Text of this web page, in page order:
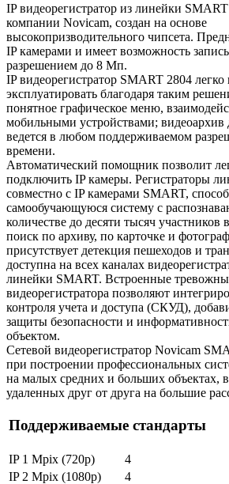
IP видеорегистратор из линейки
компании Novicam, создан на основе
высокопризводительного чипсета.
IP камерами и имеет возможность
разрешением до 8 Мп.
IP видеорегистратор SMART 2804 легко
эксплуатировать благодаря таким
понятное графическое меню,
мобильными устройствами; видеоархив
ведется в любом поддерживаемом
времени.
Автоматический помощник позволит
подключить IP камеры. Регистраторы
совместно с IP камерами SMART,
самообучающуюся систему с
количестве до десяти тысяч участников
поиск по архиву, по карточке и
присутствует детекция пешеходов и
доступна на всех каналах
линейки SMART. Встроенные
видеорегистратора позволяют
контроля учета и доступа (СКУД),
защиты безопасности и
объектом.
Сетевой видеорегистратор Novicam
при построении профессиональных
на малых средних и больших объектах,
удаленных друг от друга на большие
Поддерживаемые стандарты
IP 1 Mpix (720p)
4
IP 2 Mpix (1080p)
4